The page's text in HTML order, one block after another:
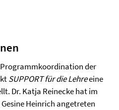
der
SUPPORT für die Lehreeine
Dr. Katja Reinecke hat im
Heinrich angetreten